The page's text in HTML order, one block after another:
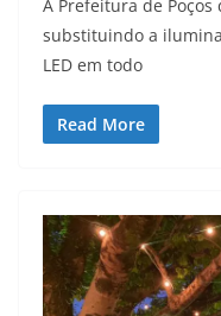
A Prefeitura de Poços
substituindo a
LED em todo
Read More